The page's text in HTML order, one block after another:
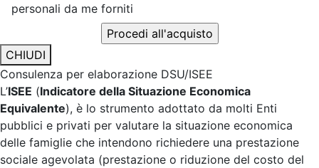
personali da me forniti
CHIUDI
Consulenza per elaborazione DSU/ISEE
L’ISEE (Indicatore della Situazione Economica
Equivalente), è lo strumento adottato da molti Enti
pubblici e privati per valutare la situazione economica
delle famiglie che intendono richiedere una prestazione
sociale agevolata (prestazione o riduzione del costo del